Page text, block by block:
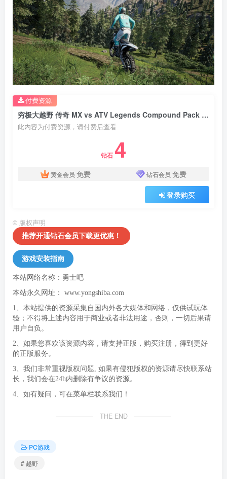
穷极大越野 传奇 MX vs ATV Legends Compound Pack v3.19版 集成全DLC 官方中文
此内容为付费资源，请付费后查看
钻石 4
黄金会员 免费 钻石会员 免费
登录购买
付费资源
© 版权声明
推荐开通钻石会员下载更优惠！
游戏安装指南
本站网络名称：勇士吧
本站永久网址： www.yongshiba.com
1、本站提供的资源采集自国内外各大媒体和网络，仅供试玩体
验；不得将上述内容用于商业或者非法用途，否则，一切后果请
用户自负。
2、如果您喜欢该资源内容，请支持正版，购买注册，得到更好
的正版服务。
3、我们非常重视版权问题, 如果有侵犯版权的资源请尽快联系站
长，我们会在24h内删除有争议的资源。
4、如有疑问，可在菜单栏联系我们！
THE END
PC游戏
# 越野